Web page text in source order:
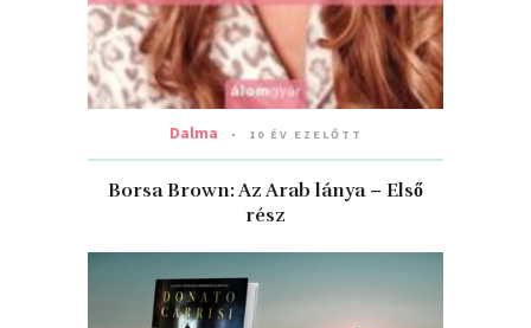
Dalma 10 ÉV EZELŐTT
Borsa Brown: Az Arab lánya – Első
rész